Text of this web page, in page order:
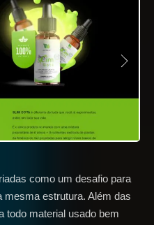
como um desafio para
mesma estrutura. Além das
todo material usado bem